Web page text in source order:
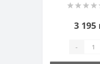
3 195
-